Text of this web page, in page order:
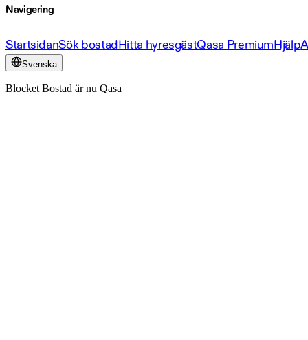
Navigering
StartsidanSök bostadHitta hyresgästQasa PremiumHjälp
Svenska
Blocket Bostad är nu Qasa